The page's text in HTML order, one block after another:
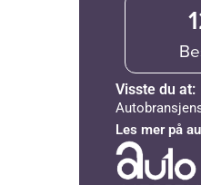
Visste du at:
Les mer på